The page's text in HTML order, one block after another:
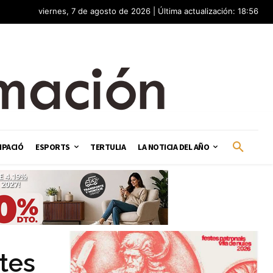
viernes, 7 de agosto de 2026 | Última actualización: 18:56
ESPORTS TERTULIA LA NOTICIA DEL AÑO